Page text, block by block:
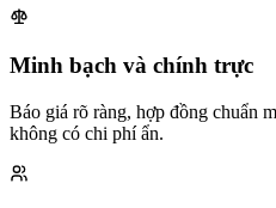
Minh bạch và chính trực
Báo giá rõ ràng, hợp đồng chuẩn
không có chi phí ẩn.